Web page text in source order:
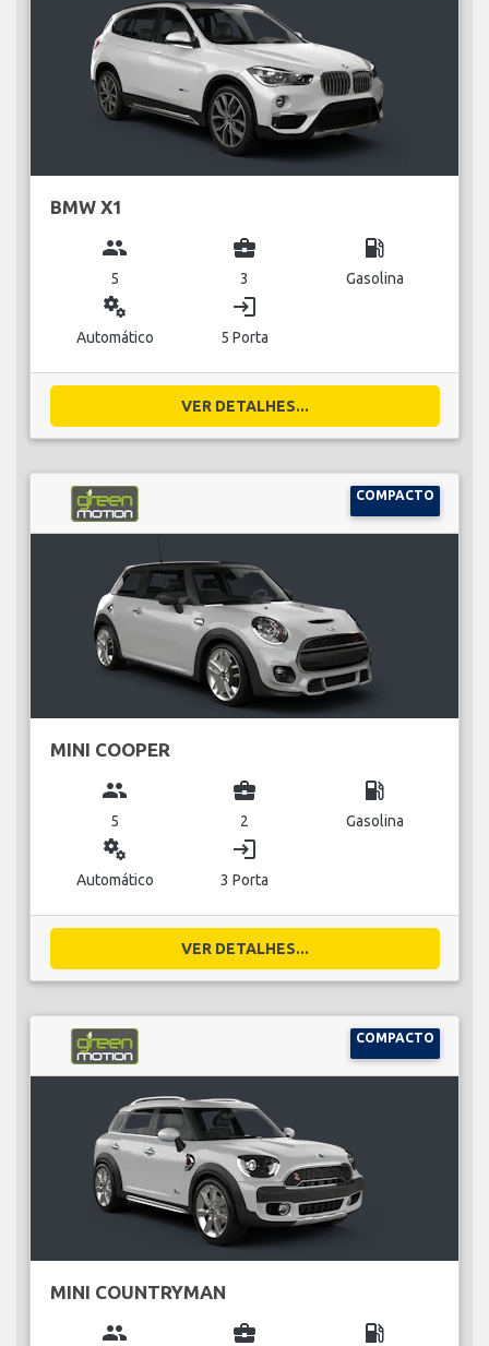
BMW X1
group
5
business_center
3
local_gas_station
Gasolina
miscellaneous_services
Automático
login
5 Porta
VER DETALHES...
COMPACTO
MINI COOPER
group
5
business_center
2
local_gas_station
Gasolina
miscellaneous_services
Automático
login
3 Porta
VER DETALHES...
COMPACTO
MINI COUNTRYMAN
group business_center local_gas_station